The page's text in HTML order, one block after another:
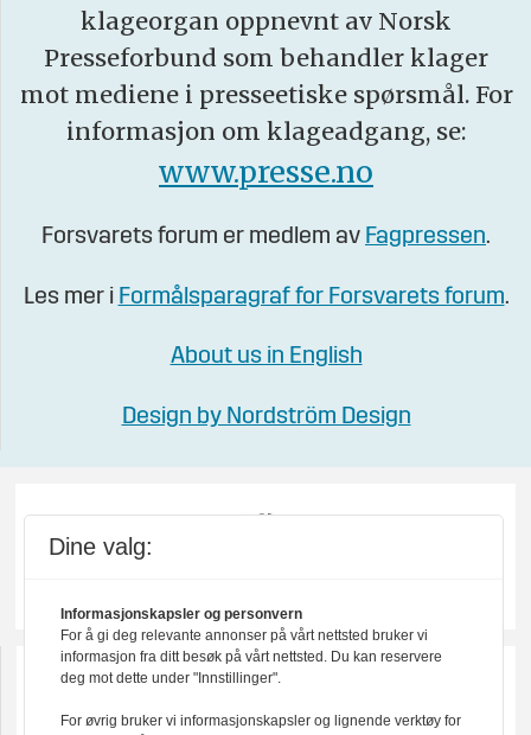
klageorgan oppnevnt av Norsk
Presseforbund som behandler klager
mot mediene i presseetiske spørsmål. For
informasjon om klageadgang, se:
www.presse.no
Forsvarets forum er medlem av Fagpressen.
Les mer i Formålsparagraf for Forsvarets forum.
About us in English
Design by Nordström Design
Dine valg:
Informasjonskapsler og personvern
For å gi deg relevante annonser på vårt nettsted bruker vi
informasjon fra ditt besøk på vårt nettsted. Du kan reservere
deg mot dette under "Innstillinger".
For øvrig bruker vi informasjonskapsler og lignende verktøy for